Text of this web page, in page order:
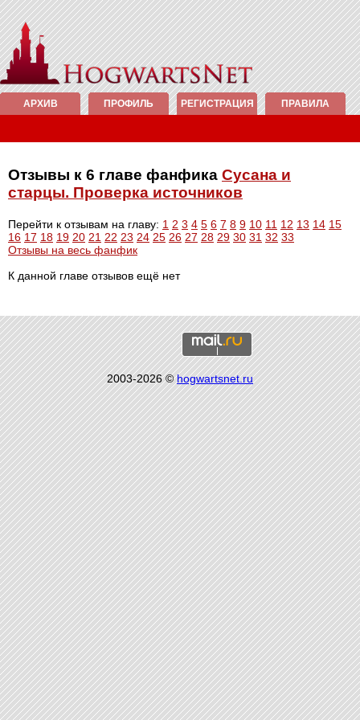
АРХИВ ПРОФИЛЬ РЕГИСТРАЦИЯ ПРАВИЛА
Отзывы к 6 главе фанфика Сусана и
старцы. Проверка источников
Перейти к отзывам на главу: 1 2 3 4 5 6 7 8 9 10 11 12 13 14 15
16 17 18 19 20 21 22 23 24 25 26 27 28 29 30 31 32 33
Отзывы на весь фанфик
К данной главе отзывов ещё нет
2003-2026 ©hogwartsnet.ru